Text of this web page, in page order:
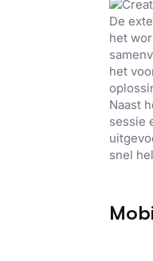
De
het
het
Naast
sessie
snel
We gebruiken
analyseren. We
analysepartners,
of die zij hebben
Strikt
noodzakelijk
DETAILS